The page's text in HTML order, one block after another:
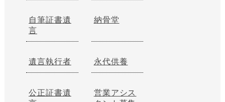
自筆証書遺
言
納骨堂
遺言執行者 永代供養
公正証書遺
営業アシス